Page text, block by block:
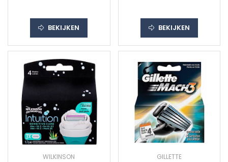
BEKIJKEN BEKIJKEN
WILKINSON GILLETTE